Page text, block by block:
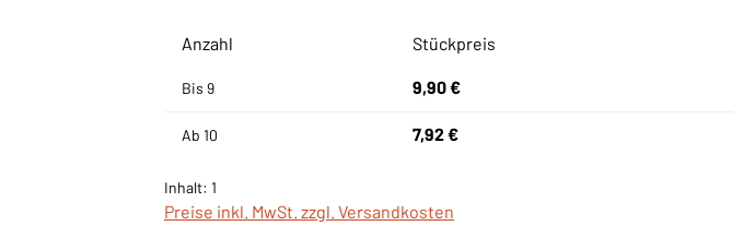
Anzahl Stückpreis
Bis 9 9,90 €
Ab 10 7,92 €
Inhalt: 1
Preise inkl. MwSt. zzgl. Versandkosten